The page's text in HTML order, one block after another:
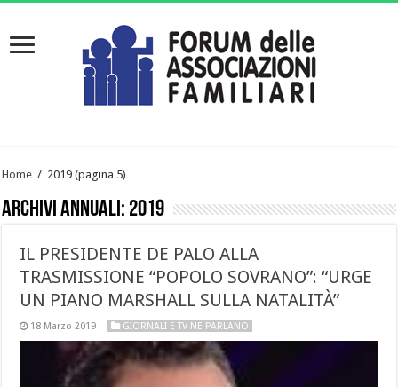
Home / 2019 (pagina 5)
Archivi annuali: 2019
IL PRESIDENTE DE PALO ALLA
TRASMISSIONE “POPOLO SOVRANO”: “URGE
UN PIANO MARSHALL SULLA NATALITÀ”
18 Marzo 2019 GIORNALI E TV NE PARLANO